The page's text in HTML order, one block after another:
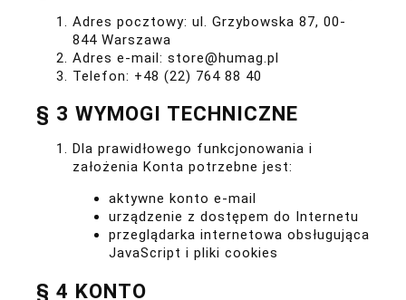
Adres pocztowy: ul. Grzybowska 87, 00-
844 Warszawa
Adres e-mail: store@humag.pl
Telefon: +48 (22) 764 88 40
§ 3 WYMOGI TECHNICZNE
Dla prawidłowego funkcjonowania i
założenia Konta potrzebne jest:
aktywne konto e-mail
urządzenie z dostępem do Internetu
przeglądarka internetowa obsługująca
JavaScript i pliki cookies
§ 4 KONTO